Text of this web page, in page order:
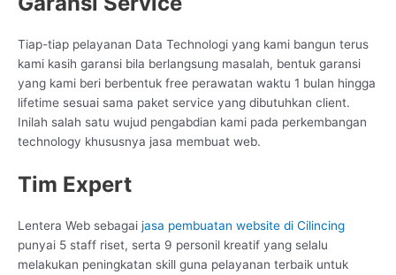
Tiap-tiap pelayanan Data Technologi yang kami bangun terus
kami kasih garansi bila berlangsung masalah, bentuk garansi
yang kami beri berbentuk free perawatan waktu 1 bulan hingga
lifetime sesuai sama paket service yang dibutuhkan client.
Inilah salah satu wujud pengabdian kami pada perkembangan
technology khususnya jasa membuat web.
Tim Expert
Lentera Web sebagai jasa pembuatan website di Cilincing
punyai 5 staff riset, serta 9 personil kreatif yang selalu
melakukan peningkatan skill guna pelayanan terbaik untuk